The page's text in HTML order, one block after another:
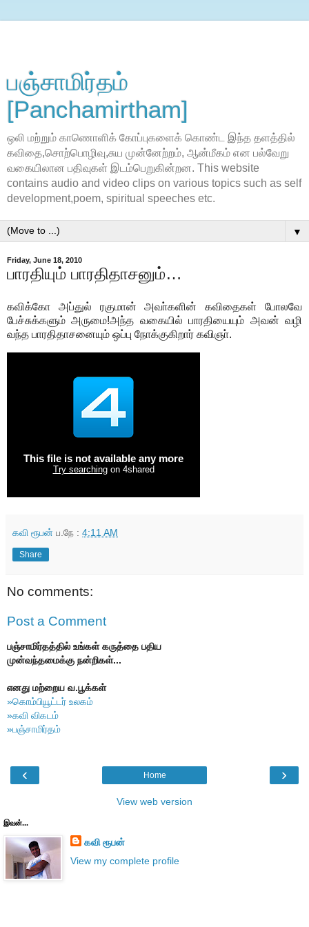
பஞ்சாமிர்தம்
[Panchamirtham]
ஒலி மற்றும் காணொளிக் கோப்புகளைக் கொண்ட இந்த தளத்தில்
கவிதை,சொற்பொழிவு,சுய முன்னேற்றம், ஆன்மீகம் என பல்வேறு
வகையிலான பதிவுகள் இடம்பெறுகின்றன. This website
contains audio and video clips on various topics such as self
development,poem, spiritual speeches etc.
▼
Friday, June 18, 2010
பாரதியும் பாரதிதாசனும்…
கவிக்கோ அப்துல் ரகுமான் அவா்களின் கவிதைகள் போலவே
பேச்சுக்களும் அருமை!அந்த வகையில் பாரதியையும் அவன் வழி
வந்த பாரதிதாசனையும் ஒப்பு நோக்குகிறார் கவிஞா்.
கவி ரூபன் ப.நே : 4:11 AM
Share
No comments:
Post a Comment
பஞ்சாமிர்தத்தில் உங்கள் கருத்தை பதிய
முன்வந்தமைக்கு நன்றிகள்...
எனது மற்றைய வ.பூக்கள்
»கொம்பியூட்டர் உலகம்
»கவி விகடம்
»பஞ்சாமிர்தம்
‹ ›
Home
View web version
இவன்...
கவி ரூபன்
View my complete profile